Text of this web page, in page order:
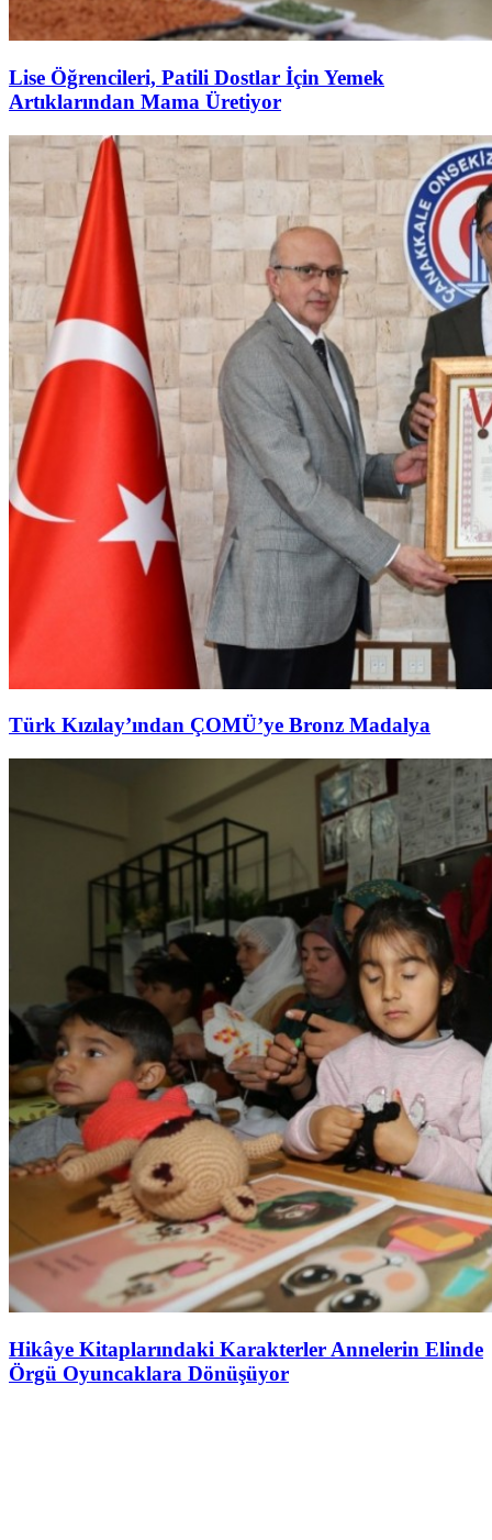
Lise Öğrencileri, Patili Dostlar İçin Yemek
Artıklarından Mama Üretiyor
Türk Kızılay’ından ÇOMÜ’ye Bronz Madalya
Hikâye Kitaplarındaki Karakterler Annelerin Elinde
Örgü Oyuncaklara Dönüşüyor